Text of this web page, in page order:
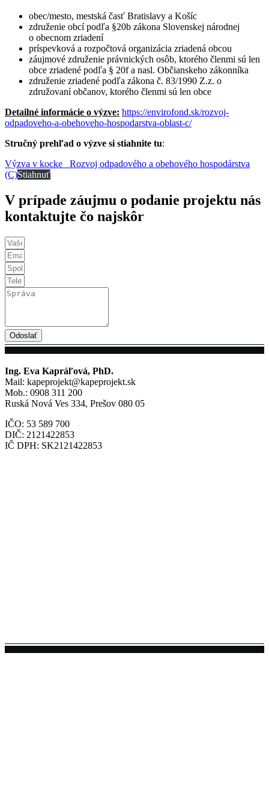
obec/mesto, mestská časť Bratislavy a Košíc
združenie obcí podľa §20b zákona Slovenskej národnej
o obecnom zriadení
príspevková a rozpočtová organizácia zriadená obcou
záujmové združenie právnických osôb, ktorého členmi sú len
obce zriadené podľa § 20f a nasl. Občianskeho zákonníka
združenie zriadené podľa zákona č. 83/1990 Z.z. o
združovaní občanov, ktorého členmi sú len obce
Detailné informácie o výzve: https://envirofond.sk/rozvoj-
odpadoveho-a-obehoveho-hospodarstva-oblast-c/
Stručný prehľad o výzve si stiahnite tu:
Výzva v kocke _Rozvoj odpadového a obehového hospodárstva
(C)Stiahnuť
V prípade záujmu o podanie projektu nás
kontaktujte čo najskôr
Odoslať
Ing. Eva Kapráľová, PhD.
Mail: kapeprojekt@kapeprojekt.sk
Mob.: 0908 311 200
Ruská Nová Ves 334, Prešov 080 05
IČO: 53 589 700
DIČ: 2121422853
IČ DPH: SK2121422853